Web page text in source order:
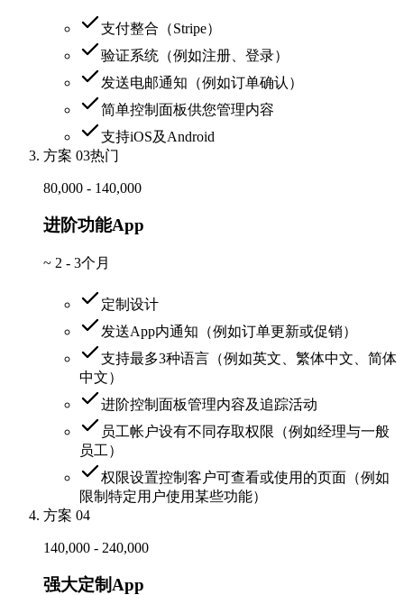
支付整合（Stripe）
验证系统（例如注册、登录）
发送电邮通知（例如订单确认）
简单控制面板供您管理内容
支持iOS及Android
方案 03热门
80,000 - 140,000
进阶功能App
~ 2 - 3个月
定制设计
发送App内通知（例如订单更新或促销）
支持最多3种语言（例如英文、繁体中文、简体
中文）
进阶控制面板管理内容及追踪活动
员工帐户设有不同存取权限（例如经理与一般
员工）
权限设置控制客户可查看或使用的页面（例如
限制特定用户使用某些功能）
方案 04
140,000 - 240,000
强大定制App